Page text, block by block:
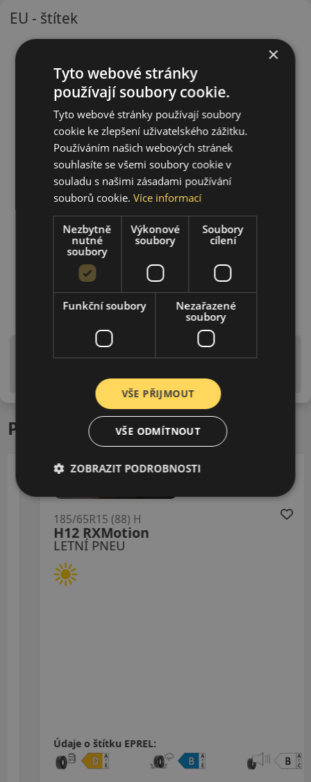
EU - štítek
Upozornění! Hodnoty na štítku jsou pouze
is EU štítky ve smyslu dosud platné (předchozí) legislativy.
Podobné produkty
LETNÍ PNEU
H12 RXMotion
185/65R15 (88) H
Údaje o štítku EPREL:
×
Tyto webové stránky
používají soubory cookie.
Tyto webové stránky používají soubory
cookie ke zlepšení uživatelského zážitku.
Používáním našich webových stránek
souhlasíte se všemi soubory cookie v
souladu s našimi zásadami používání
souborů cookie.Více informací
Nezbytně
nutné
soubory
Výkonové
soubory
Soubory
cílení
Funkční soubory
Nezařazené
soubory
VŠE PŘIJMOUT
VŠE ODMÍTNOUT
ZOBRAZIT PODROBNOSTI